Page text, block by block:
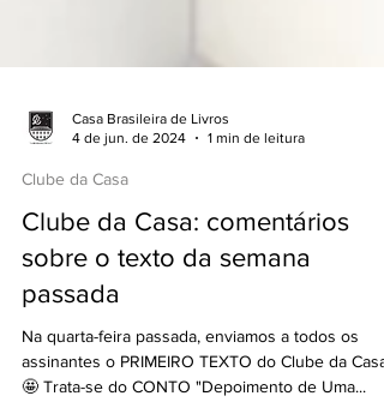
Casa Brasileira de Livros
4 de jun. de 2024
1 min de leitura
Clube da Casa
Clube da Casa: comentários
sobre o texto da semana
passada